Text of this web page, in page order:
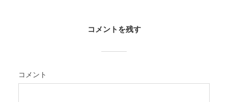
コメントを残す
コメント